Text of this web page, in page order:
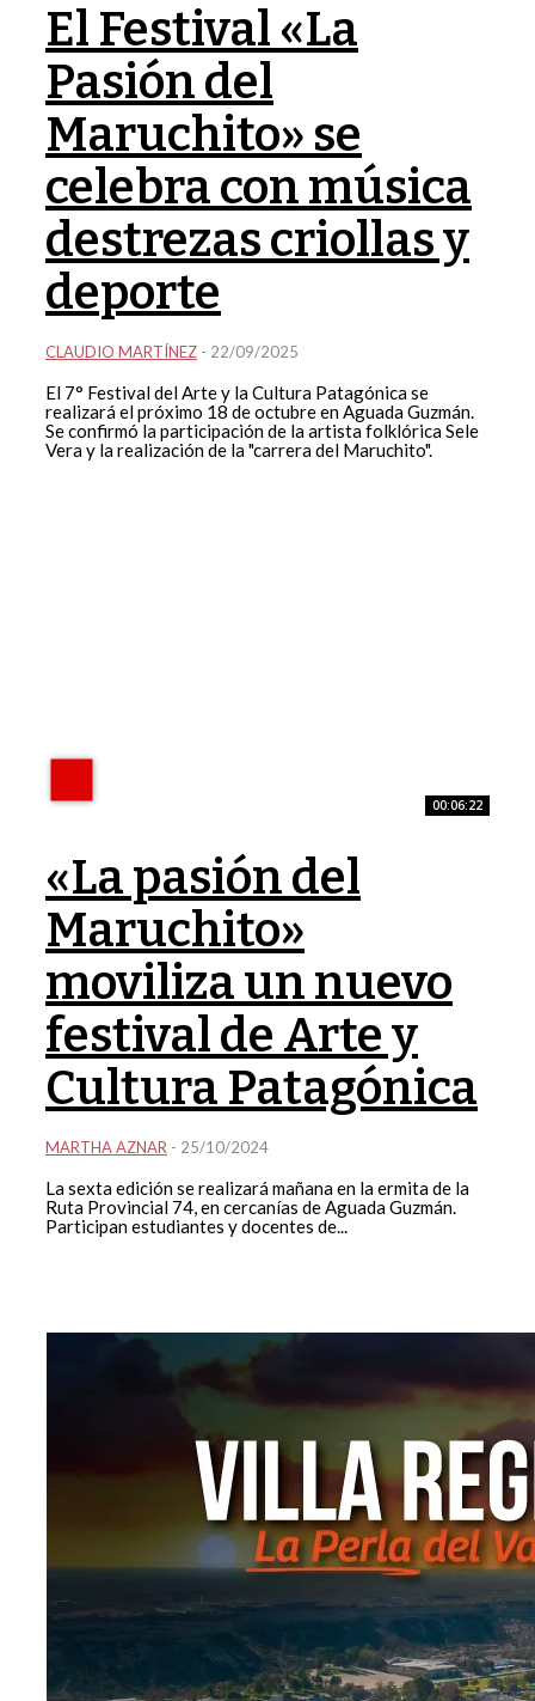
El Festival «La
Pasión del
Maruchito» se
celebra con música
destrezas criollas y
deporte
CLAUDIO MARTÍNEZ - 22/09/2025
El 7° Festival del Arte y la Cultura Patagónica se
realizará el próximo 18 de octubre en Aguada Guzmán.
Se confirmó la participación de la artista folklórica Sele
Vera y la realización de la "carrera del Maruchito".
00:06:22
«La pasión del
Maruchito»
moviliza un nuevo
festival de Arte y
Cultura Patagónica
MARTHA AZNAR - 25/10/2024
La sexta edición se realizará mañana en la ermita de la
Ruta Provincial 74, en cercanías de Aguada Guzmán.
Participan estudiantes y docentes de...